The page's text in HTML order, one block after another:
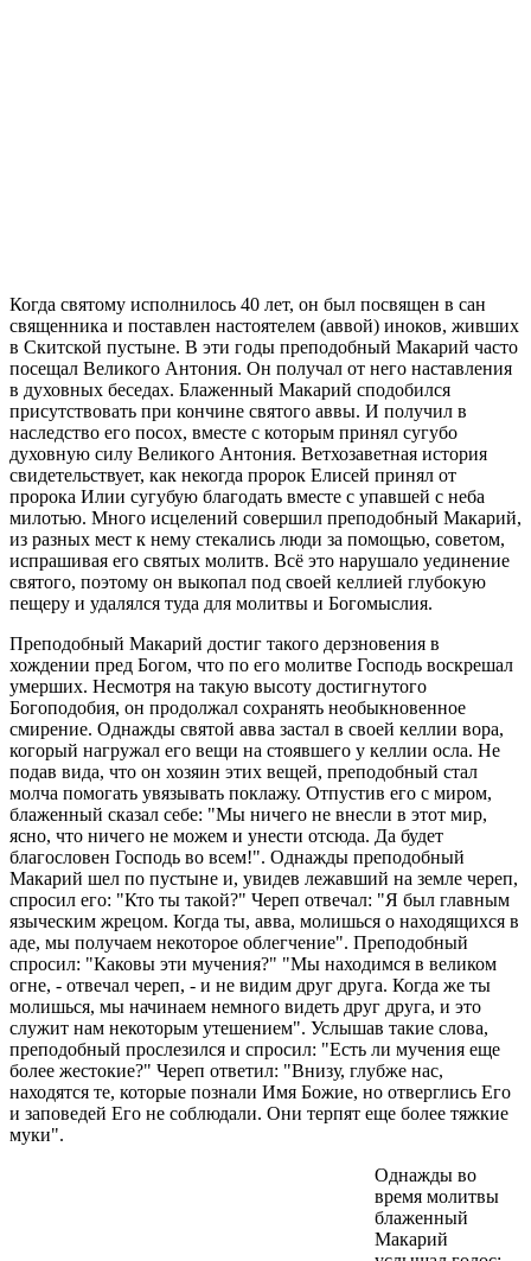
Когда святому исполнилось 40 лет, он был посвящен в сан
священника и поставлен настоятелем (аввой) иноков, живших
в Скитской пустыне. В эти годы преподобный Макарий часто
посещал Великого Антония. Он получал от него наставления
в духовных беседах. Блаженный Макарий сподобился
присутствовать при кончине святого аввы. И получил в
наследство его посох, вместе с которым принял сугубо
духовную силу Великого Антония. Ветхозаветная история
свидетельствует, как некогда пророк Елисей принял от
пророка Илии сугубую благодать вместе с упавшей с неба
милотью. Много исцелений совершил преподобный Макарий,
из разных мест к нему стекались люди за помощью, советом,
испрашивая его святых молитв. Всё это нарушало уединение
святого, поэтому он выкопал под своей келлией глубокую
пещеру и удалялся туда для молитвы и Богомыслия.
Преподобный Макарий достиг такого дерзновения в
хождении пред Богом, что по его молитве Господь воскрешал
умерших. Несмотря на такую высоту достигнутого
Богоподобия, он продолжал сохранять необыкновенное
смирение. Однажды святой авва застал в своей келлии вора,
когорый нагружал его вещи на стоявшего у келлии осла. Не
подав вида, что он хозяин этих вещей, преподобный стал
молча помогать увязывать поклажу. Отпустив его с миром,
блаженный сказал себе: "Мы ничего не внесли в этот мир,
ясно, что ничего не можем и унести отсюда. Да будет
благословен Господь во всем!". Однажды преподобный
Макарий шел по пустыне и, увидев лежавший на земле череп,
спросил его: "Кто ты такой?" Череп отвечал: "Я был главным
языческим жрецом. Когда ты, авва, молишься о находящихся в
аде, мы получаем некоторое облегчение". Преподобный
спросил: "Каковы эти мучения?" "Мы находимся в великом
огне, - отвечал череп, - и не видим друг друга. Когда же ты
молишься, мы начинаем немного видеть друг друга, и это
служит нам некоторым утешением". Услышав такие слова,
преподобный прослезился и спросил: "Есть ли мучения еще
более жестокие?" Череп ответил: "Внизу, глубже нас,
находятся те, которые познали Имя Божие, но отверглись Его
и заповедей Его не соблюдали. Они терпят еще более тяжкие
муки".
Однажды во
время молитвы
блаженный
Макарий